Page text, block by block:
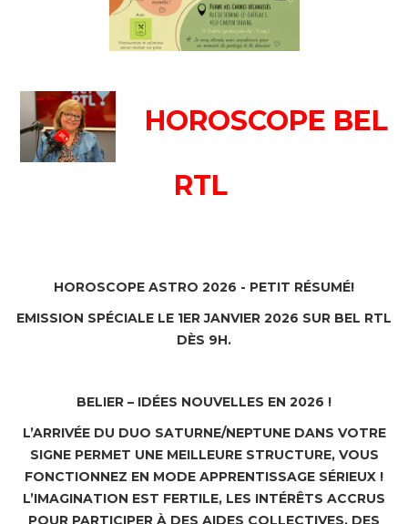
HOROSCOPE BEL
RTL
HOROSCOPE ASTRO 2026 - PETIT RÉSUMÉ!
EMISSION SPÉCIALE LE 1ER JANVIER 2026 SUR BEL RTL
DÈS 9H.
BELIER – IDÉES NOUVELLES EN 2026 !
L’ARRIVÉE DU DUO SATURNE/NEPTUNE DANS VOTRE
SIGNE PERMET UNE MEILLEURE STRUCTURE, VOUS
FONCTIONNEZ EN MODE APPRENTISSAGE SÉRIEUX !
L’IMAGINATION EST FERTILE, LES INTÉRÊTS ACCRUS
POUR PARTICIPER À DES AIDES COLLECTIVES, DES